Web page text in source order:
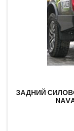
ЗАДНИЙ